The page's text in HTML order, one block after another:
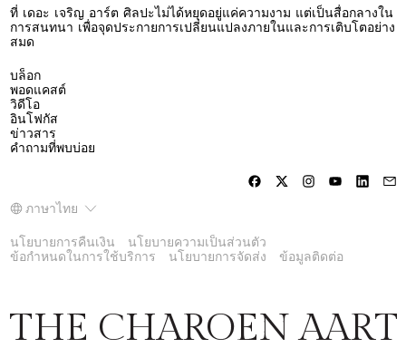
ที่ เดอะ เจริญ อาร์ต ศิลปะไม่ได้หยุดอยู่แค่ความงาม แต่เป็นสื่อกลางใน
การสนทนา เพื่อจุดประกายการเปลี่ยนแปลงภายในและการเติบโตอย่าง
สมด
บล็อก
พอดแคสต์
วิดีโอ
อินโฟกัส
ข่าวสาร
คำถามที่พบบ่อย
ภาษาภาษาไทย
นโยบายการคืนเงิน
นโยบายความเป็นส่วนตัว
ข้อกำหนดในการใช้บริการ
นโยบายการจัดส่ง ข้อมูลติดต่อ
THE CHAROEN AART